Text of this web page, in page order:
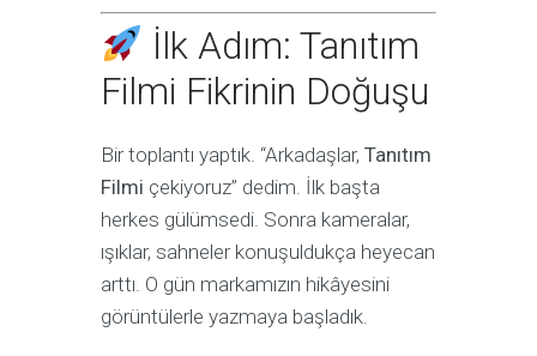
İlk Adım: Tanıtım
Filmi Fikrinin Doğuşu
Bir toplantı yaptık. “Arkadaşlar, Tanıtım
Filmi çekiyoruz” dedim. İlk başta
herkes gülümsedi. Sonra kameralar,
ışıklar, sahneler konuşuldukça heyecan
arttı. O gün markamızın hikâyesini
görüntülerle yazmaya başladık.